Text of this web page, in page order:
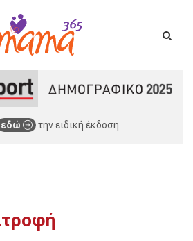
εδώ την ειδική έκδοση